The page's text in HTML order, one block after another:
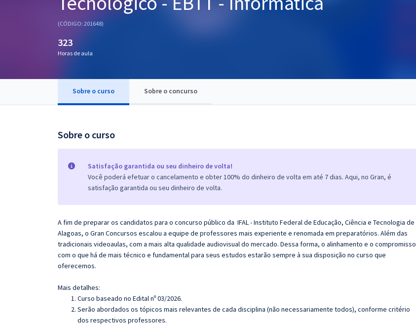
Questões grátis
(CÓDIGO: 201648)
323
Horas de aula
Sobre o curso Sobre o concurso
Sobre o curso
Satisfação garantida ou seu dinheiro de volta!
Você poderá efetuar o cancelamento e obter 100% do dinheiro de volta em até 7 dias. Aqui, no Gran, é
satisfação garantida ou seu dinheiro de volta.
A fim de preparar os candidatos para o concurso público da IFAL - Instituto Federal de Educação, Ciência e Tecnologia de
Alagoas, o Gran Concursos escalou a equipe de professores mais experiente e renomada em preparatórios. Além das
tradicionais videoaulas, com a mais alta qualidade audiovisual do mercado. Dessa forma, o alinhamento e o compromisso
com o que há de mais técnico e fundamental para seus estudos estarão sempre à sua disposição no curso que
oferecemos.
Mais detalhes:
Curso baseado no Edital nº 03/2026.
Serão abordados os tópicos mais relevantes de cada disciplina (não necessariamente todos), conforme critério
dos respectivos professores.